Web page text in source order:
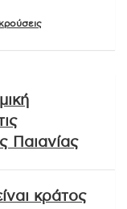
Παιανίας
κράτος